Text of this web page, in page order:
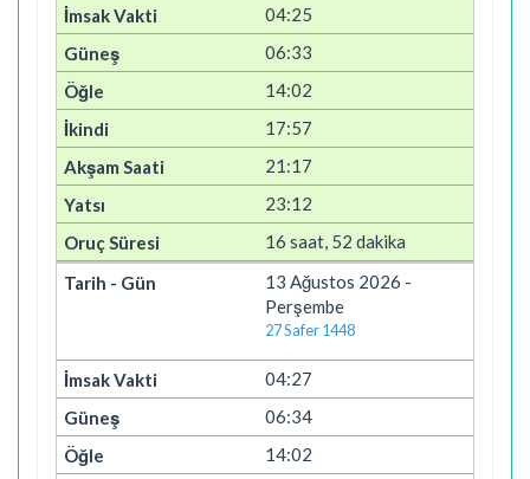
04:25
06:33
14:02
17:57
21:17
23:12
16 saat, 52 dakika
13 Ağustos 2026 -
Perşembe
27 Safer 1448
04:27
06:34
14:02